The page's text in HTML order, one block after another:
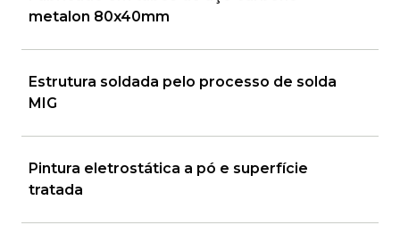
metalon 80x40mm
Estrutura soldada pelo processo de solda
MIG
Pintura eletrostática a pó e superfície
tratada